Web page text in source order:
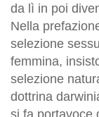
da lì in poi
Nella
selezione
femmina,
selezione
dottrina
si fa portavoce